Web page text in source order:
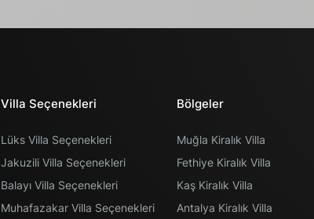
Villa Seçenekleri
Lüks Villa Seçenekleri
Jakuzili Villa Seçenekleri
Balayı Villa Seçenekleri
Muhafazakar Villa Seçenekleri
Bölgeler
Muğla Kiralık Villa
Fethiye Kiralık Villa
Kaş Kiralık Villa
Antalya Kiralık Villa